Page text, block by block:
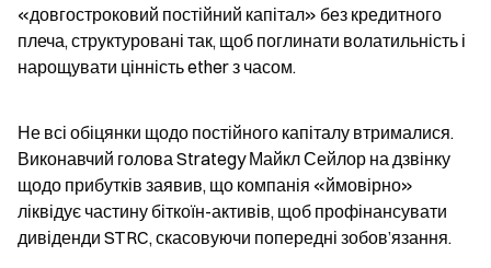
«довгостроковий постійний капітал» без кредитного
плеча, структуровані так, щоб поглинати волатильність і
нарощувати цінність ether з часом.
Не всі обіцянки щодо постійного капіталу втрималися.
Виконавчий голова Strategy Майкл Сейлор на дзвінку
щодо прибутків заявив, що компанія «ймовірно»
ліквідує частину біткоїн-активів, щоб профінансувати
дивіденди STRC, скасовуючи попередні зобов’язання.